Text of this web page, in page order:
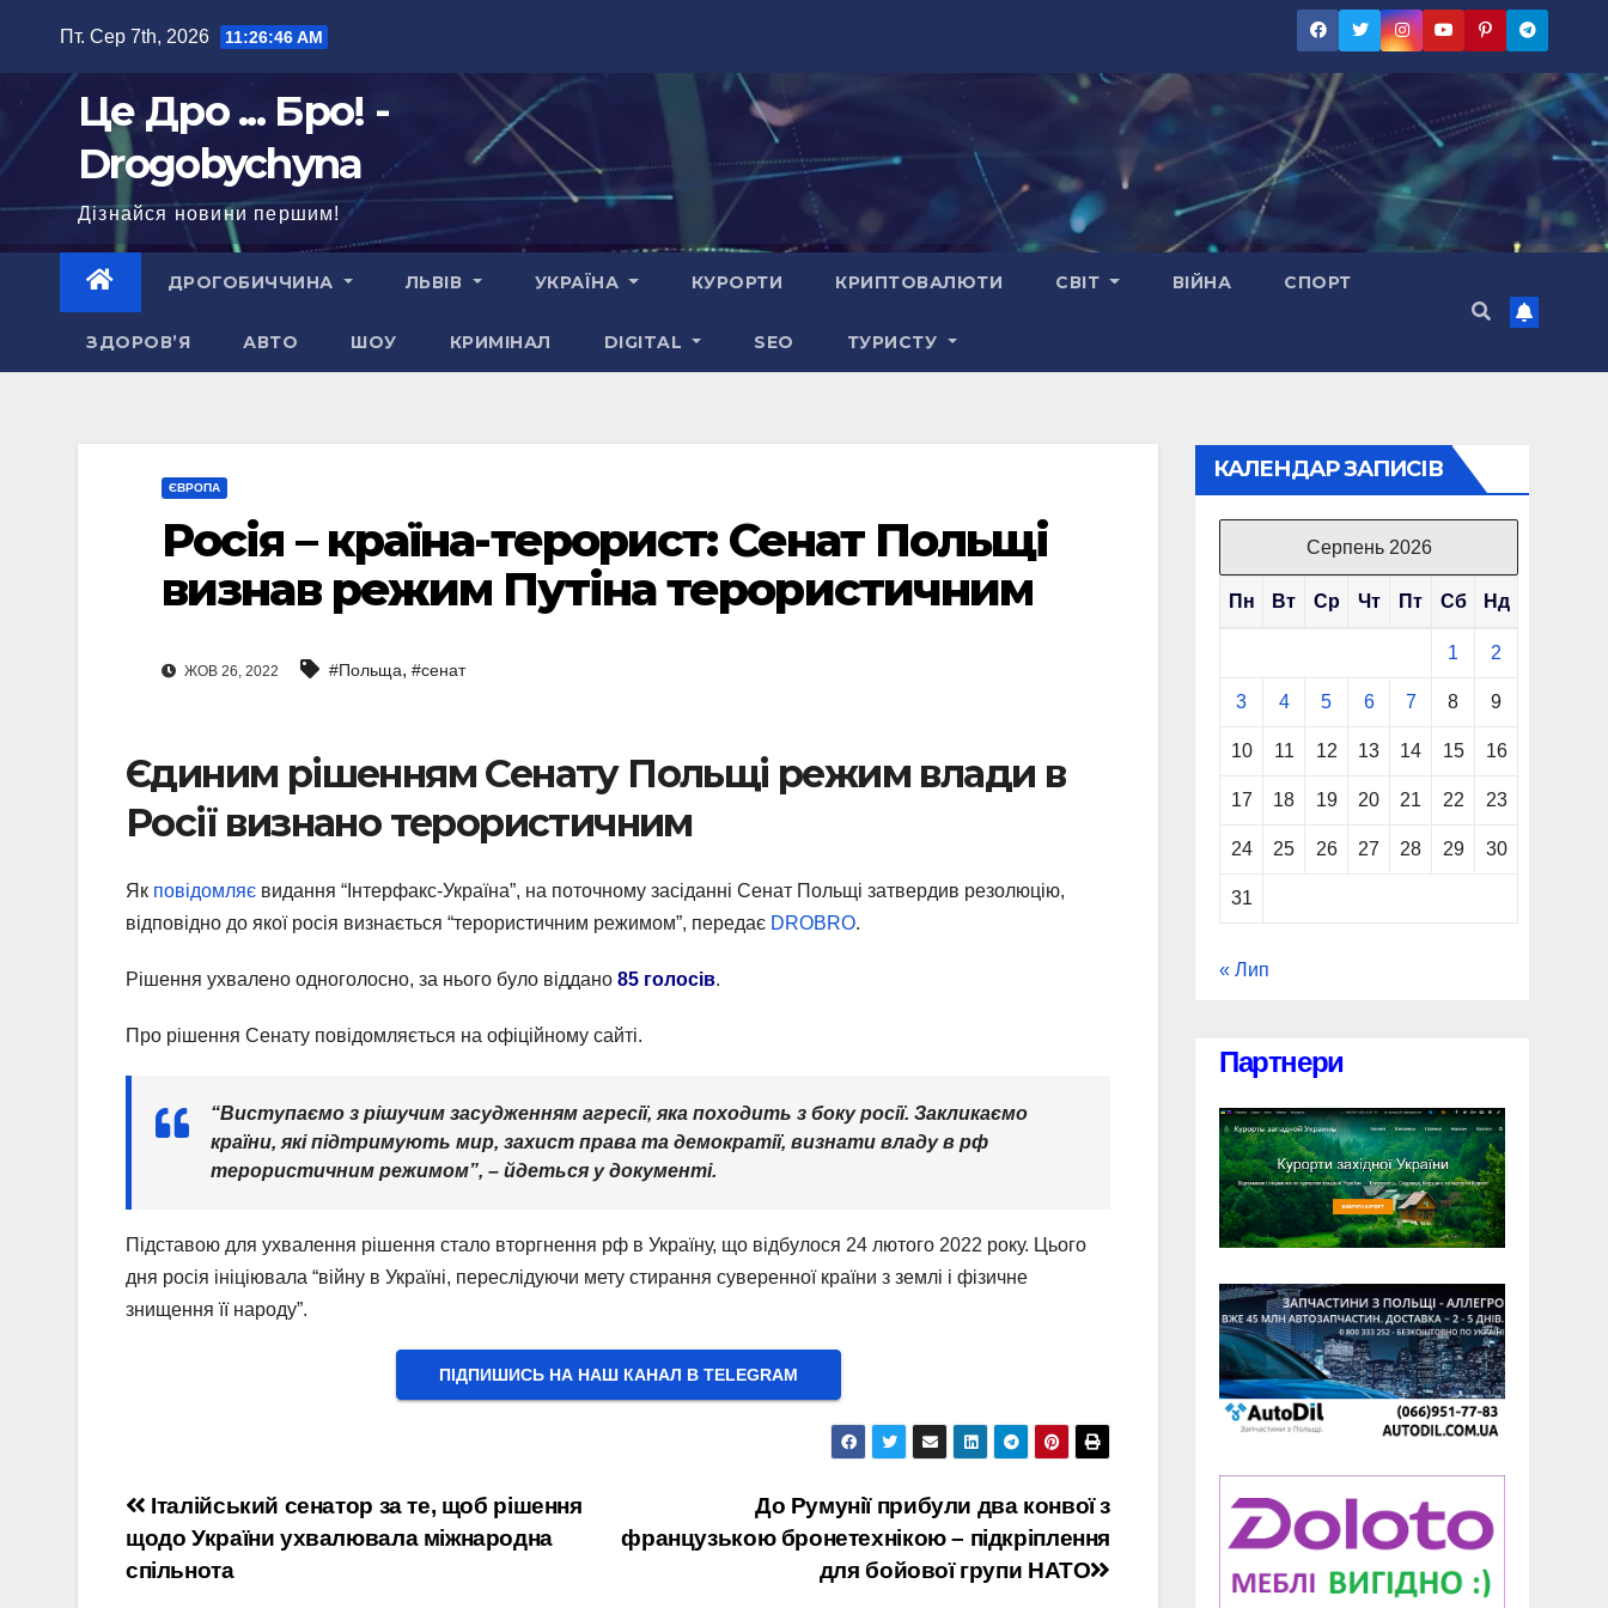
Пт. Сер 7th, 2026 11:26:47 AM
Це Дро ... Бро! -
Drogobychyna
Дізнайся новини першим!
ДРОГОБИЧЧИНА ЛЬВІВ УКРАЇНА КУРОРТИ КРИПТОВАЛЮТИ СВІТ ВІЙНА СПОРТ
ЗДОРОВ’Я АВТО ШОУ КРИМІНАЛ DIGITAL SEO ТУРИСТУ
ЄВРОПА
Росія – країна-терорист: Сенат Польщі
визнав режим Путіна терористичним
ЖОВ 26, 2022 #Польща, #сенат
Єдиним рішенням Сенату Польщі режим влади в
Росії визнано терористичним
Як повідомляє видання “Інтерфакс-Україна”, на поточному засіданні Сенат Польщі затвердив резолюцію,
відповідно до якої росія визнається “терористичним режимом”, передає DROBRO.
Рішення ухвалено одноголосно, за нього було віддано 85 голосів.
Про рішення Сенату повідомляється на офіційному сайті.
“Виступаємо з рішучим засудженням агресії, яка походить з боку росії. Закликаємо
країни, які підтримують мир, захист права та демократії, визнати владу в рф
терористичним режимом”, – йдеться у документі.
Підставою для ухвалення рішення стало вторгнення рф в Україну, що відбулося 24 лютого 2022 року. Цього
дня росія ініціювала “війну в Україні, переслідуючи мету стирання суверенної країни з землі і фізичне
знищення її народу”.
ПІДПИШИСЬ НА НАШ КАНАЛ В ТELEGRAM
Навігація
записів
До Румунії прибули два конвої з
французькою бронетехнікою – підкріплення
для бойової групи НАТО
Італійський сенатор за те, щоб рішення
щодо України ухвалювала міжнародна
спільнота
КАЛЕНДАР ЗАПИСІВ
Серпень 2026
Пн Вт Ср Чт Пт Сб Нд
1 2
3 4 5 6 7 8 9
10 11 12 13 14 15 16
17 18 19 20 21 22 23
24 25 26 27 28 29 30
31
« Лип
Партнери